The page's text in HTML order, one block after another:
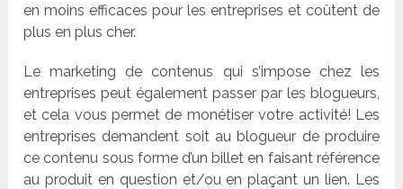
en moins efficaces pour les entreprises et coûtent de
plus en plus cher.
Le marketing de contenus qui s’impose chez les
entreprises peut également passer par les blogueurs,
et cela vous permet de monétiser votre activité! Les
entreprises demandent soit au blogueur de produire
ce contenu sous forme d’un billet en faisant référence
au produit en question et/ou en plaçant un lien. Les